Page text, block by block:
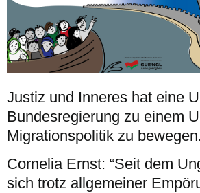
Justiz und Inneres hat eine
Bundesregierung zu einem
Migrationspolitik zu
Cornelia Ernst: “Seit dem
sich trotz allgemeiner